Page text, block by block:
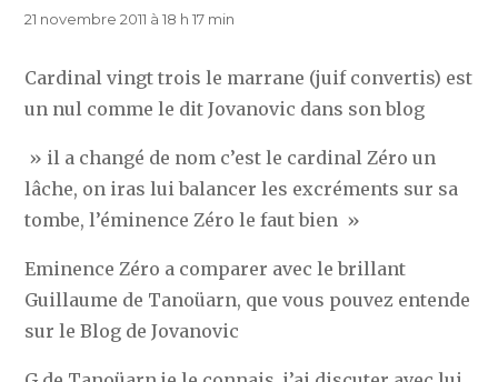
21 novembre 2011 à 18 h 17 min
Cardinal vingt trois le marrane (juif convertis) est
un nul comme le dit Jovanovic dans son blog
» il a changé de nom c’est le cardinal Zéro un
lâche, on iras lui balancer les excréments sur sa
tombe, l’éminence Zéro le faut bien »
Eminence Zéro a comparer avec le brillant
Guillaume de Tanoüarn, que vous pouvez entende
sur le Blog de Jovanovic